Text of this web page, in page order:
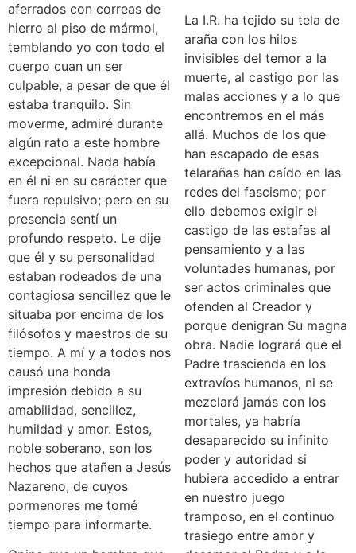
aferrados con correas de
hierro al piso de mármol,
temblando yo con todo el
cuerpo cuan un ser
culpable, a pesar de que él
estaba tranquilo. Sin
moverme, admiré durante
algún rato a este hombre
excepcional. Nada había
en él ni en su carácter que
fuera repulsivo; pero en su
presencia sentí un
profundo respeto. Le dije
que él y su personalidad
estaban rodeados de una
contagiosa sencillez que le
situaba por encima de los
filósofos y maestros de su
tiempo. A mí y a todos nos
causó una honda
impresión debido a su
amabilidad, sencillez,
humildad y amor. Estos,
noble soberano, son los
hechos que atañen a Jesús
Nazareno, de cuyos
pormenores me tomé
tiempo para informarte.
La I.R. ha tejido su tela de
araña con los hilos
invisibles del temor a la
muerte, al castigo por las
malas acciones y a lo que
encontremos en el más
allá. Muchos de los que
han escapado de esas
telarañas han caído en las
redes del fascismo; por
ello debemos exigir el
castigo de las estafas al
pensamiento y a las
voluntades humanas, por
ser actos criminales que
ofenden al Creador y
porque denigran Su magna
obra. Nadie logrará que el
Padre trascienda en los
extravíos humanos, ni se
mezclará jamás con los
mortales, ya habría
desaparecido su infinito
poder y autoridad si
hubiera accedido a entrar
en nuestro juego
tramposo, en el continuo
trasiego entre amor y